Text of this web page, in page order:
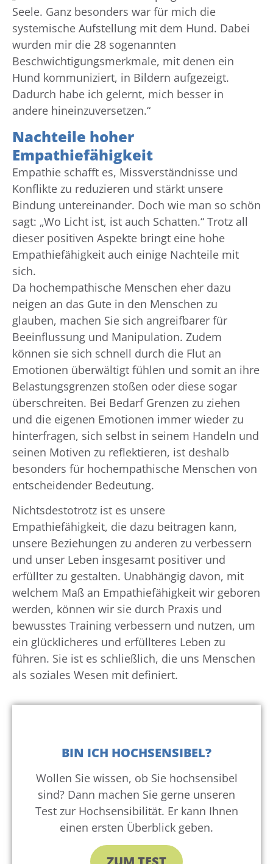
Seele. Ganz besonders war für mich die
systemische Aufstellung mit dem Hund. Dabei
wurden mir die 28 sogenannten
Beschwichtigungsmerkmale, mit denen ein
Hund kommuniziert, in Bildern aufgezeigt.
Dadurch habe ich gelernt, mich besser in
andere hineinzuversetzen.“
Nachteile hoher
Empathiefähigkeit
Empathie schafft es, Missverständnisse und
Konflikte zu reduzieren und stärkt unsere
Bindung untereinander. Doch wie man so schön
sagt: „Wo Licht ist, ist auch Schatten.“ Trotz all
dieser positiven Aspekte bringt eine hohe
Empathiefähigkeit auch einige Nachteile mit
sich.
Da hochempathische Menschen eher dazu
neigen an das Gute in den Menschen zu
glauben, machen Sie sich angreifbarer für
Beeinflussung und Manipulation. Zudem
können sie sich schnell durch die Flut an
Emotionen überwältigt fühlen und somit an ihre
Belastungsgrenzen stoßen oder diese sogar
überschreiten. Bei Bedarf Grenzen zu ziehen
und die eigenen Emotionen immer wieder zu
hinterfragen, sich selbst in seinem Handeln und
seinen Motiven zu reflektieren, ist deshalb
besonders für hochempathische Menschen von
entscheidender Bedeutung.
Nichtsdestotrotz ist es unsere
Empathiefähigkeit, die dazu beitragen kann,
unsere Beziehungen zu anderen zu verbessern
und unser Leben insgesamt positiver und
erfüllter zu gestalten. Unabhängig davon, mit
welchem Maß an Empathiefähigkeit wir geboren
werden, können wir sie durch Praxis und
bewusstes Training verbessern und nutzen, um
ein glücklicheres und erfüllteres Leben zu
führen. Sie ist es schließlich, die uns Menschen
als soziales Wesen mit definiert.
BIN ICH HOCHSENSIBEL?
Wollen Sie wissen, ob Sie hochsensibel
sind? Dann machen Sie gerne unseren
Test zur Hochsensibilität. Er kann Ihnen
einen ersten Überblick geben.